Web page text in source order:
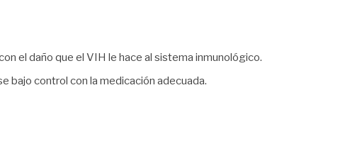
el daño que el VIH le hace al sistema inmunológico.
bajo control con la medicación adecuada.